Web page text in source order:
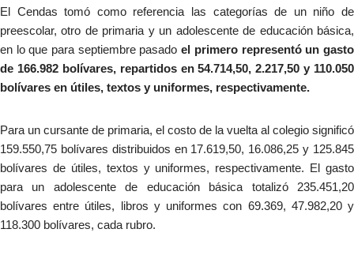
El Cendas tomó como referencia las categorías de un niño de
preescolar, otro de primaria y un adolescente de educación básica,
en lo que para septiembre pasadoel primero representó un gasto
de 166.982 bolívares, repartidos en 54.714,50, 2.217,50 y 110.050
bolívares en útiles, textos y uniformes, respectivamente.
Para un cursante de primaria, el costo de la vuelta al colegio significó
159.550,75 bolívares distribuidos en 17.619,50, 16.086,25 y 125.845
bolívares de útiles, textos y uniformes, respectivamente. El gasto
para un adolescente de educación básica totalizó 235.451,20
bolívares entre útiles, libros y uniformes con 69.369, 47.982,20 y
118.300 bolívares, cada rubro.